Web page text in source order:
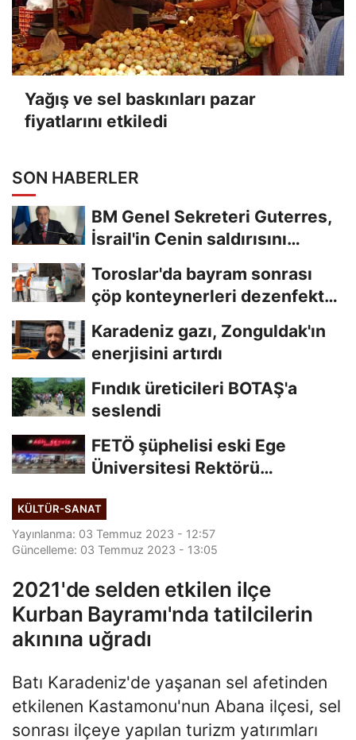
Yağış ve sel baskınları pazar
fiyatlarını etkiledi
SON HABERLER
BM Genel Sekreteri Guterres,
İsrail'in Cenin saldırısını
Toroslar'da bayram sonrası
çöp konteynerleri dezenfekte
Karadeniz gazı, Zonguldak'ın
enerjisini artırdı
Fındık üreticileri BOTAŞ'a
seslendi
FETÖ şüphelisi eski Ege
Üniversitesi Rektörü
KÜLTÜR-SANAT
Yayınlanma: 03 Temmuz 2023 - 12:57
Güncelleme: 03 Temmuz 2023 - 13:05
2021'de selden etkilen ilçe
Kurban Bayramı'nda tatilcilerin
akınına uğradı
Batı Karadeniz'de yaşanan sel afetinden
etkilenen Kastamonu'nun Abana ilçesi, sel
sonrası ilçeye yapılan turizm yatırımları